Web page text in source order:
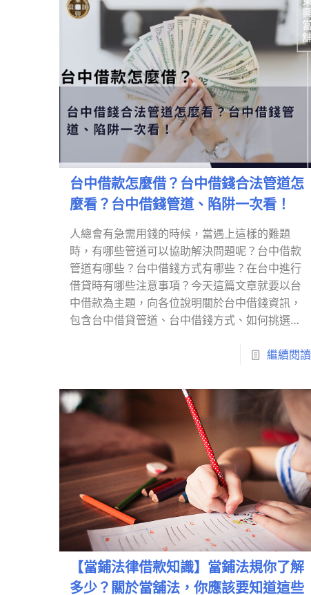
台中借款怎麼借？台中借錢合法管道怎
麼看？台中借錢管道、陷阱一次看！
人總會有急需用錢的時候，當遇上這樣的難題
時，有哪些管道可以協助解決問題呢？台中借款
管道有哪些？台中借錢方式有哪些？在台中進行
借貸時有哪些注意事項？今天這篇文章就要以台
中借款為主題，向各位說明關於台中借錢資訊，
包含台中借貸管道、台中借錢方式、如何挑選台
繼續閱讀
【當鋪法律借款知識】當鋪法規你了解
多少？關於當舖法，你應該要知道這些